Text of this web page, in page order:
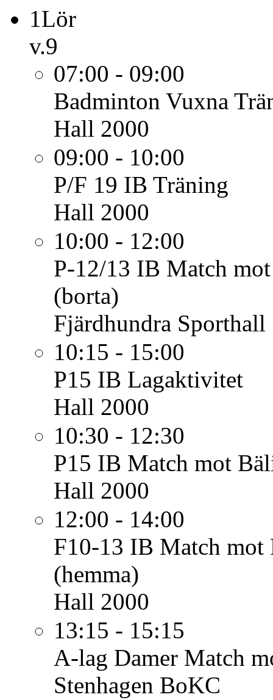
1Lör
v.9
07:00 - 09:00
Badminton Vuxna
Hall 2000
09:00 - 10:00
P/F 19 IB Träning
Hall 2000
10:00 - 12:00
P-12/13 IB Match
(borta)
Fjärdhundra Sporthall
10:15 - 15:00
P15 IB Lagaktivitet
Hall 2000
10:30 - 12:30
P15 IB Match mot
Hall 2000
12:00 - 14:00
F10-13 IB Match mot
(hemma)
Hall 2000
13:15 - 15:15
A-lag Damer Match
Stenhagen BoKC